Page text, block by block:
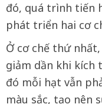
đó, quá trình tiến
phát triển hai cơ
Ở cơ chế thứ
giảm dần khi kích
đó mỗi hạt vẫn
màu sắc, tạo nên